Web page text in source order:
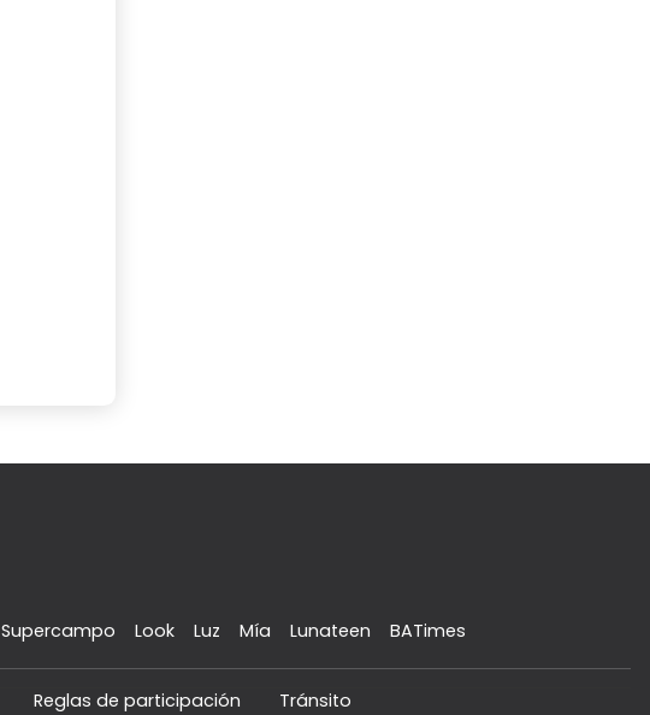
Supercampo Look Luz Mía Lunateen BATimes
Reglas de participación Tránsito